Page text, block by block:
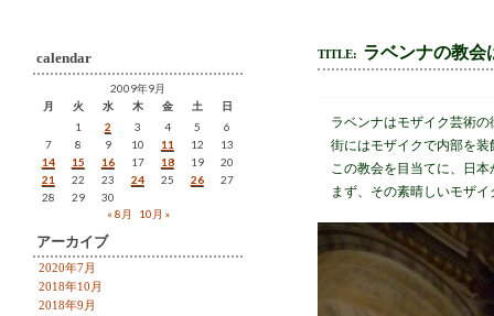
calendar
2009年9月
月
火 水 木 金 土
日
1
2 3 4 5
6
7
8 9 10 11 12
13
14
15 16 17 18 19
20
21
22 23 24 25 26
27
28
29
30
« 8月
10月 »
アーカイブ
2020年7月
2018年10月
2018年9月
TITLE: ラベンナの教会
ラベンナはモザイク芸術の
街にはモザイクで内部を装
この教会を目当てに、日本
まず、その素晴しいモザイ